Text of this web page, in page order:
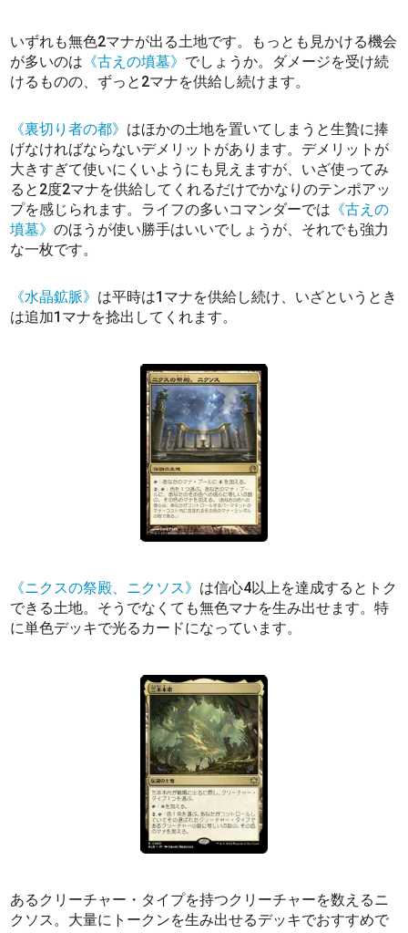
いずれも無色2マナが出る土地です。もっとも見かける機会
が多いのは 《古えの墳墓》 でしょうか。ダメージを受け続
けるものの、ずっと2マナを供給し続けます。
《裏切り者の都》 はほかの土地を置いてしまうと生贄に捧
げなければならないデメリットがあります。デメリットが
大きすぎて使いにくいようにも見えますが、いざ使ってみ
ると2度2マナを供給してくれるだけでかなりのテンポアッ
プを感じられます。ライフの多いコマンダーでは 《古えの
墳墓》のほうが使い勝手はいいでしょうが、それでも強力
な一枚です。
《水晶鉱脈》 は平時は1マナを供給し続け、いざというとき
は追加1マナを捻出してくれます。
《ニクスの祭殿、ニクソス》 は信心4以上を達成するとトク
できる土地。そうでなくても無色マナを生み出せます。特
に単色デッキで光るカードになっています。
あるクリーチャー・タイプを持つクリーチャーを数えるニ
クソス。大量にトークンを生み出せるデッキでおすすめで